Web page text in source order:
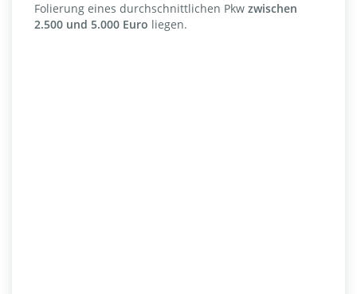
Folierung eines durchschnittlichen Pkw zwischen
2.500 und 5.000 Euro liegen.